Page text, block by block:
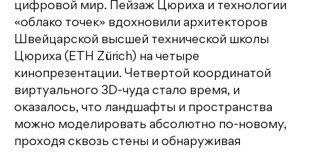
цифровой мир. Пейзаж Цюриха и технологии
«облако точек» вдохновили архитекторов
Швейцарской высшей технической школы
Цюриха (ETH Zürich) на четыре
кинопрезентации. Четвертой координатой
виртуального 3D-чуда стало время, и
оказалось, что ландшафты и пространства
можно моделировать абсолютно по-новому,
проходя сквозь стены и обнаруживая